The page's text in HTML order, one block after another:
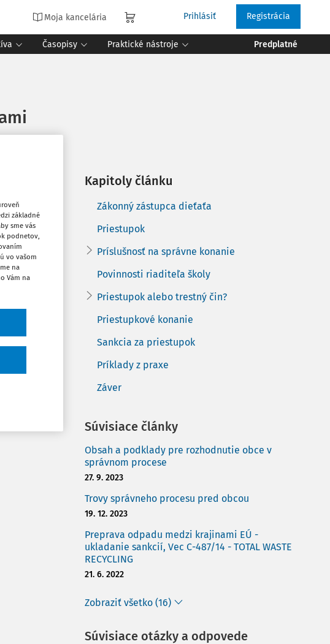
Moja kancelária Prihlásiť Registrácia
Časopisy Praktické nástroje Predplatné
Obľúbené
Zdieľať
Stiahnuť
Poznámka
Kapitoly článku
Zákonný zástupca dieťaťa
Priestupok
Príslušnosť na správne konanie
Povinnosti riaditeľa školy
Priestupok alebo trestný čin?
Priestupkové konanie
Sankcia za priestupok
Príklady z praxe
Záver
Súvisiace články
Obsah a podklady pre rozhodnutie obce v
správnom procese
27. 9. 2023
Trovy správneho procesu pred obcou
19. 12. 2023
Preprava odpadu medzi krajinami EÚ -
ukladanie sankcií, Vec C-487/14 - TOTAL WASTE
RECYCLING
21. 6. 2022
Zobraziť všetko (16)
Súvisiace otázky a odpovede
základné
sme vás
podnetov,
vo vašom
na
Vám na